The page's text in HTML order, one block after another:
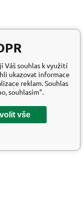
Váš souhlas k využití
ukazovat informace
reklam. Souhlas
souhlasím".
vše